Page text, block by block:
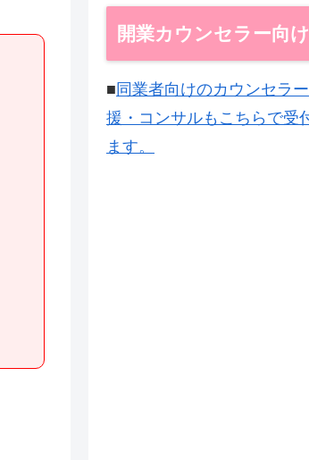
開業カウンセラー向け
■ 同業者向けのカウンセラ
援・コンサルもこちらで受
ます。